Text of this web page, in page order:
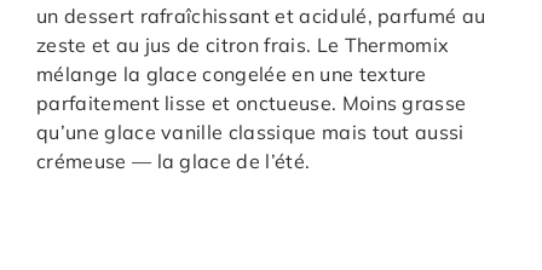
un dessert rafraîchissant et acidulé, parfumé au
zeste et au jus de citron frais. Le Thermomix
mélange la glace congelée en une texture
parfaitement lisse et onctueuse. Moins grasse
qu’une glace vanille classique mais tout aussi
crémeuse — la glace de l’été.